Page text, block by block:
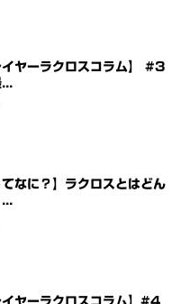
イヤーラクロスコラム】 #3
...
てなに？】ラクロスとはどん
...
イヤーラクロスコラム】#4